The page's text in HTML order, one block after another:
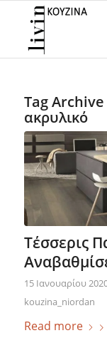
Tag
ακρυλικό
Τέσσερις
15 Ιανουαρίου
kouzina_niordan
Read more